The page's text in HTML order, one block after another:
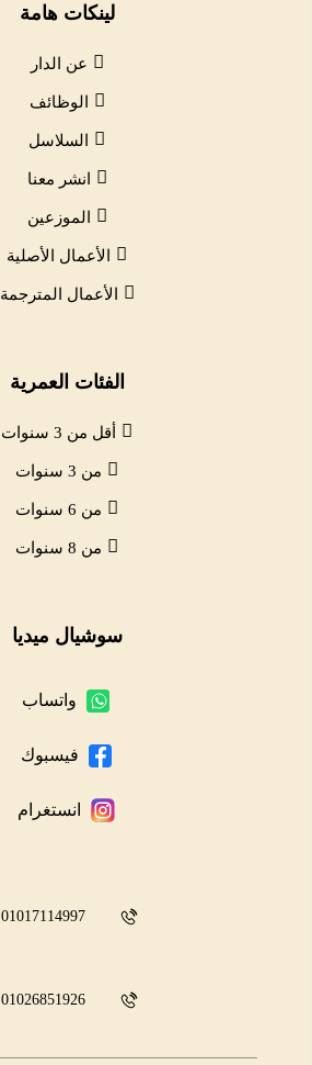
لينكات هامة
عن الدار
الوظائف
السلاسل
انشر معنا
الموزعين
الأعمال الأصلية
الأعمال المترجمة
الفئات العمرية
أقل من 3 سنوات
من 3 سنوات
من 6 سنوات
من 8 سنوات
سوشيال ميديا
واتساب
فيسبوك
انستغرام
01017114997 2+
01026851926 2+